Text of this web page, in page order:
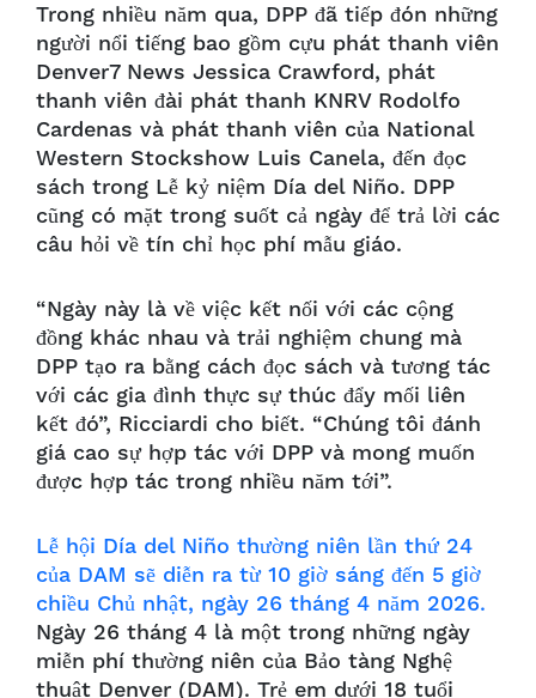
Trong nhiều năm qua, DPP đã tiếp đón những
người nổi tiếng bao gồm cựu phát thanh viên
Denver7 News Jessica Crawford, phát
thanh viên đài phát thanh KNRV Rodolfo
Cardenas và phát thanh viên của National
Western Stockshow Luis Canela, đến đọc
sách trong Lễ kỷ niệm Día del Niño. DPP
cũng có mặt trong suốt cả ngày để trả lời các
câu hỏi về tín chỉ học phí mẫu giáo.
“Ngày này là về việc kết nối với các cộng
đồng khác nhau và trải nghiệm chung mà
DPP tạo ra bằng cách đọc sách và tương tác
với các gia đình thực sự thúc đẩy mối liên
kết đó”, Ricciardi cho biết. “Chúng tôi đánh
giá cao sự hợp tác với DPP và mong muốn
được hợp tác trong nhiều năm tới”.
Lễ hội Día del Niño thường niên lần thứ 24
của DAM sẽ diễn ra từ 10 giờ sáng đến 5 giờ
chiều Chủ nhật, ngày 26 tháng 4 năm 2026.
Ngày 26 tháng 4 là một trong những ngày
miễn phí thường niên của Bảo tàng Nghệ
thuật Denver (DAM). Trẻ em dưới 18 tuổi